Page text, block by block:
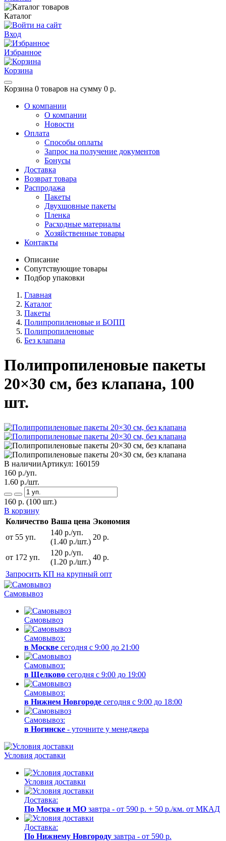
Каталог
Вход
Избранное
Корзина
Корзина 0 товаров на сумму 0 р.
О компании
О компании
Новости
Оплата
Способы оплаты
Запрос на получение документов
Бонусы
Доставка
Возврат товара
Распродажа
Пакеты
Двухшовные пакеты
Пленка
Расходные материалы
Хозяйственные товары
Контакты
Описание
Сопутствующие товары
Подбор упаковки
Главная
Каталог
Пакеты
Полипропиленовые и БОПП
Полипропиленовые
Без клапана
Полипропиленовые пакеты
20×30 см, без клапана, 100
шт.
В наличииАртикул: 160159
160 р./уп.
1.60 р./шт.
160 р. (100 шт.)
В корзину
Количество Ваша цена Экономия
от 55 уп.
140 р./уп.
(1.40 р./шт.)
20 р.
от 172 уп.
120 р./уп.
(1.20 р./шт.)
40 р.
Запросить КП на крупный опт
Самовывоз
Самовывоз
Самовывоз:
в Москве сегодня с 9:00 до 21:00
Самовывоз:
в Щелково сегодня с 9:00 до 19:00
Самовывоз:
в Нижнем Новгороде сегодня с 9:00 до 18:00
Самовывоз:
в Ногинске - уточните у менеджера
Условия доставки
Условия доставки
Доставка:
По Москве и МО завтра - от 590 р. + 50 р./км. от МКАД
Доставка:
По Нижнему Новгороду завтра - от 590 р.